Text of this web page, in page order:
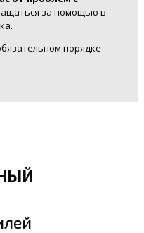
за помощью в
порядке